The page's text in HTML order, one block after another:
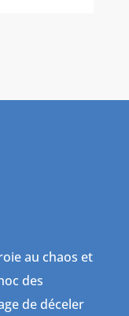
au chaos et
des
de déceler